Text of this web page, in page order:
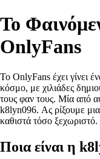
Το
OnlyFans
Το OnlyFans έχει γίνει
κόσμο, με χιλιάδες
τους φαν τους. Μία από
k8lyn096. Ας ρίξουμε μια
καθιστά τόσο ξεχωριστό.
Ποια είναι η